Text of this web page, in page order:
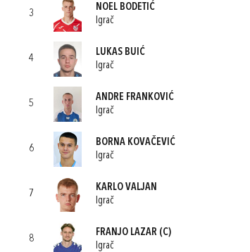
3
NOEL BODETIĆ
Igrač
4
LUKAS BUIĆ
Igrač
5
ANDRE FRANKOVIĆ
Igrač
6
BORNA KOVAČEVIĆ
Igrač
7
KARLO VALJAN
Igrač
8
FRANJO LAZAR (C)
Igrač